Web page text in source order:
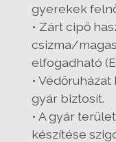
gyerekek
• Zárt cipő
csizma/
elfogadható
•
gyár biztosít.
• A gyár
készítése